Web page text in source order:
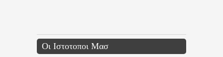
Οι Ιστοτοποι Μασ